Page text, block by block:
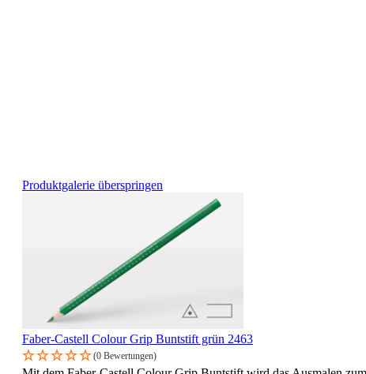
Produktgalerie überspringen
Faber-Castell Colour Grip Buntstift grün 2463
(0 Bewertungen)